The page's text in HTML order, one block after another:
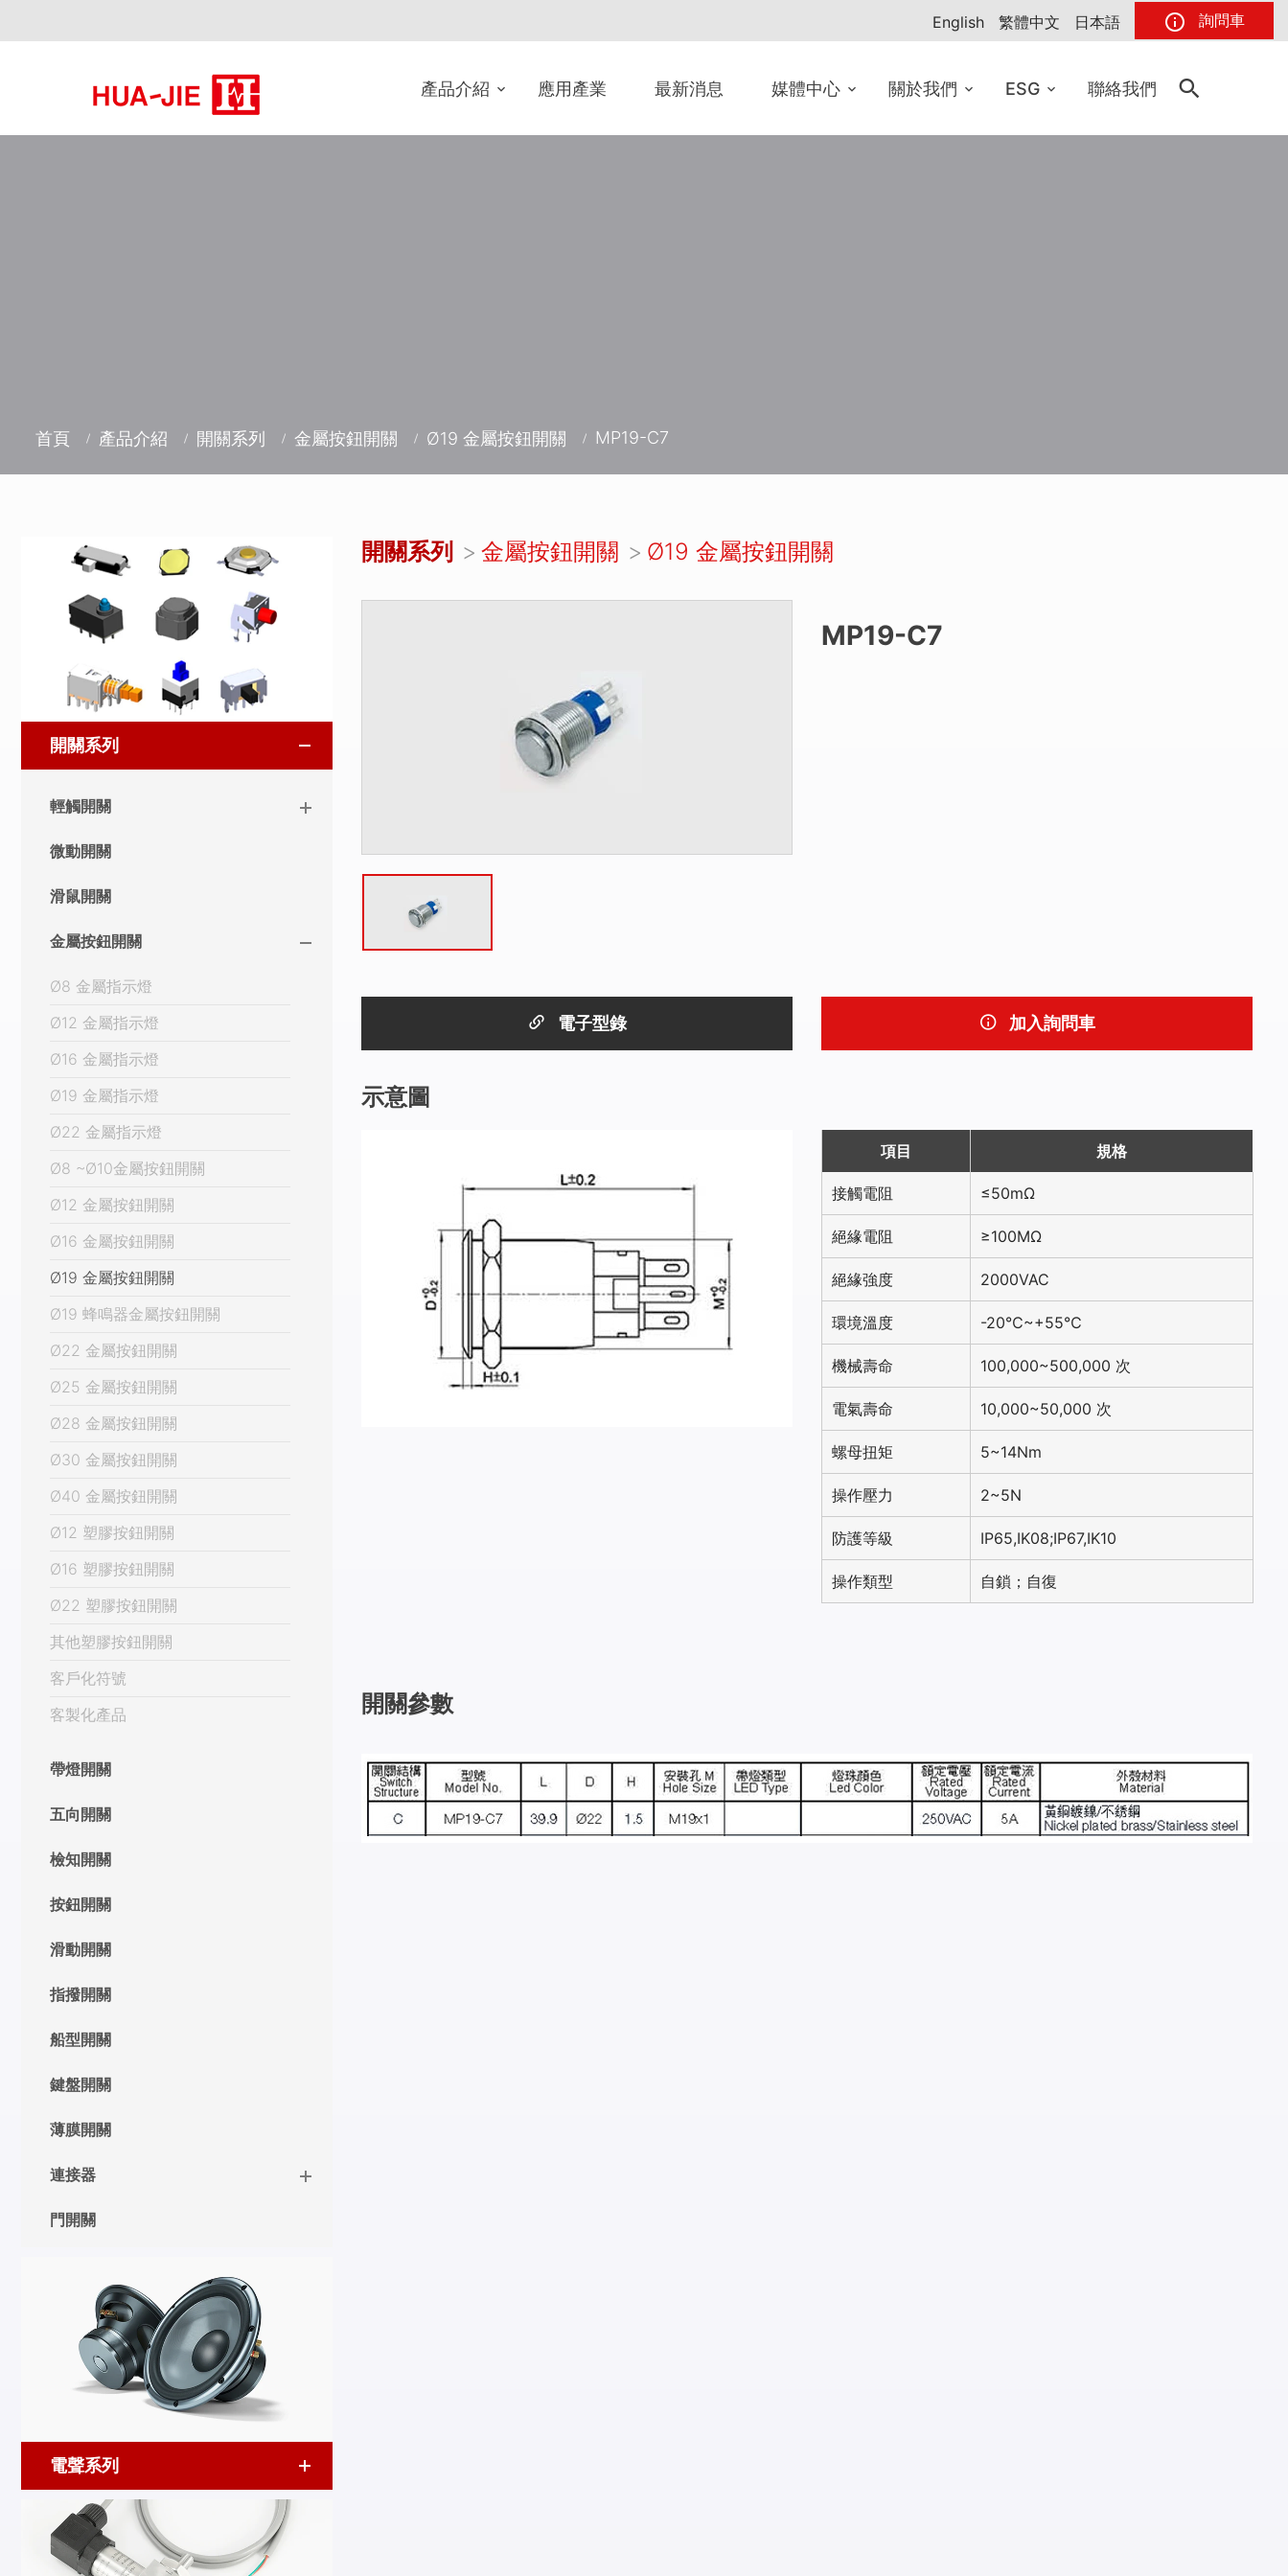
English 繁體中文 日本語 詢問車
產品介紹 應用產業 最新消息 媒體中心 關於我們 ESG 聯絡我們
首頁 產品介紹 開關系列 金屬按鈕開關 Ø19 金屬按鈕開關 MP19-C7
開關系列
輕觸開關
微動開關
滑鼠開關
金屬按鈕開關
Ø8 金屬指示燈
Ø12 金屬指示燈
Ø16 金屬指示燈
Ø19 金屬指示燈
Ø22 金屬指示燈
Ø8 ~Ø10金屬按鈕開關
Ø12 金屬按鈕開關
Ø16 金屬按鈕開關
Ø19 金屬按鈕開關
Ø19 蜂鳴器金屬按鈕開關
Ø22 金屬按鈕開關
Ø25 金屬按鈕開關
Ø28 金屬按鈕開關
Ø30 金屬按鈕開關
Ø40 金屬按鈕開關
Ø12 塑膠按鈕開關
Ø16 塑膠按鈕開關
Ø22 塑膠按鈕開關
其他塑膠按鈕開關
客戶化符號
客製化產品
帶燈開關
五向開關
檢知開關
按鈕開關
滑動開關
指撥開關
船型開關
鍵盤開關
薄膜開關
連接器
門開關
電聲系列
開關系列 金屬按鈕開關 Ø19 金屬按鈕開關
MP19-C7
電子型錄 加入詢問車
示意圖
項目 規格
接觸電阻 ≤50mΩ
絕緣電阻 ≥100MΩ
絕緣強度 2000VAC
環境溫度 -20℃~+55℃
機械壽命 100,000~500,000 次
電氣壽命 10,000~50,000 次
螺母扭矩 5~14Nm
操作壓力 2~5N
防護等級 IP65,IK08;IP67,IK10
操作類型 自鎖；自復
開關參數